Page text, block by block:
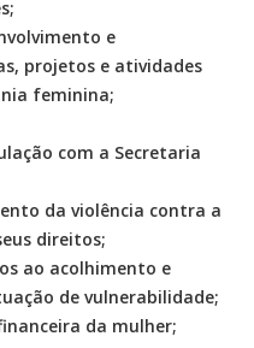
e
projetos e atividades
feminina;
com a Secretaria
da violência contra a
direitos;
ao acolhimento e
de vulnerabilidade;
da mulher;